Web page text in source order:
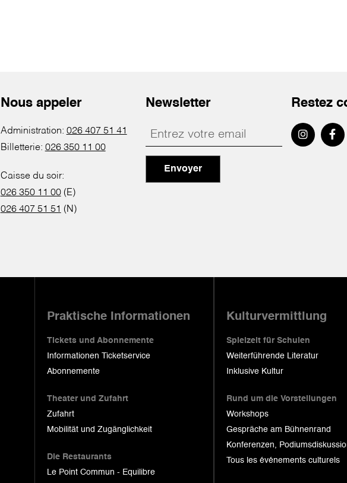
Nous appeler
Administration: 026 407 51 41
Billetterie: 026 350 11 00
Caisse du soir:
026 350 11 00(E)
026 407 51 51 (N)
Newsletter
Envoyer
Restez
Praktische Informationen
Tickets und Abonnemente
Informationen Ticketservice
Abonnemente
Theater und Zufahrt
Zufahrt
Mobilität und Zugänglichkeit
Die Restaurants
Le Point Commun - Equilibre
Kulturvermittlung
Spielzeit für Schulen
Weiterführende Literatur
Inklusive Kultur
Rund um die Vorstellungen
Workshops
Gespräche am Bühnenrand
Konferenzen,
Tous les événements culturels